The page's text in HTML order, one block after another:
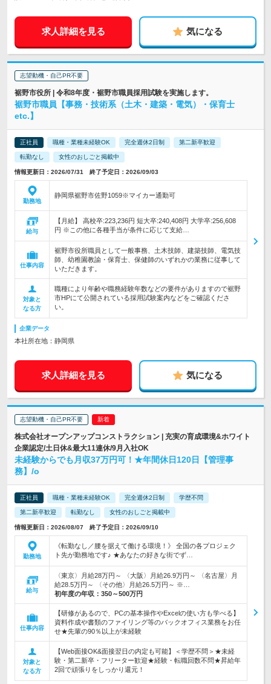
求人詳細を見る 気になる
志望動機・自己PR不要
裾野市役所 | 令和8年度・裾野市職員採用試験を実施します。
裾野市職員【事務・技術系（土木・建築・電気）・保育士
etc.】
正社員 職種・業種未経験OK 完全週休2日制 第二新卒歓迎
転勤なし 女性のおしごと掲載中
情報更新日：2026/07/31 終了予定日：2026/09/03
勤務地
静岡県裾野市佐野1059※マイカー通勤可
給与
【月給】 高校卒:223,236円 短大卒:240,408円 大学卒:256,608
円 ※この他に各種手当が条件に応じて支給…
仕事内容
裾野市役所職員として一般事務、土木技師、建築技師、電気技
師、幼稚園教諭・保育士、保健師のいずれかの業務に従事して
いただきます。
対象と
なる方
職種により年齢や職務経験年数などの要件がありますので裾野
市HPにて公開されている採用試験案内などをご確認くださ
い。
企業データ
本社所在地：静岡県
求人詳細を見る 気になる
志望動機・自己PR不要
株式会社オープンアップコンストラクション | 充実の育成環境&ホワイト
企業認定/土日休&最大11連休/9月入社OK
未経験からでも月収37万円可！★年間休日120日【管理事
務】/o
正社員 職種・業種未経験OK 完全週休2日制 学歴不問
第二新卒歓迎 転勤なし 女性のおしごと掲載中
情報更新日：2026/08/07 終了予定日：2026/09/10
勤務地
《転勤なし／腰を据えて働ける環境！》 全国の各プロジェク
ト先が勤務地です♪ ★あなたの好きな街でず…
給与
〈東京〉月給28万円～ 〈大阪〉月給26.9万円～ 〈名古屋〉月
給28.5万円～ 〈その他〉月給26.5万円～ ※…
初年度の年収： 350～500万円
仕事内容
【研修があるので、PCの基本操作やExcelの使い方も学べる】
資料作成や書類のファイリング等のバックオフィス業務をお任
せ★先輩の90％以上が未経験
対象と
なる方
【Web面接OK&面接翌日の内定も可能】＜学歴不問＞★未経
験・第二新卒・フリーター歓迎★経験・転職回数不問★昇給年
2回で頑張りをしっかり還元！